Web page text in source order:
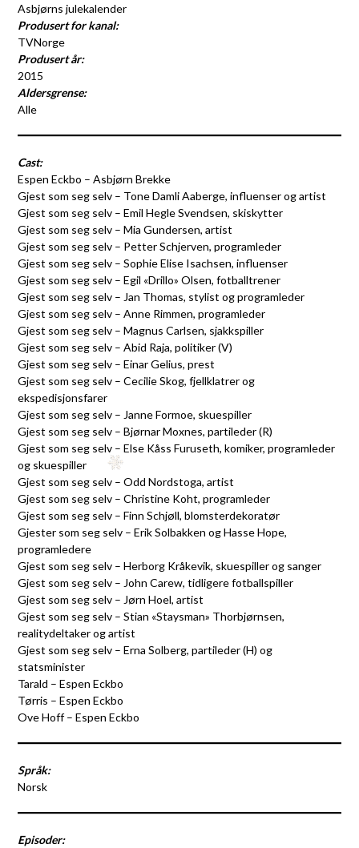
Asbjørns julekalender
Produsert for kanal:
TVNorge
Produsert år:
2015
Aldersgrense:
Alle
Cast:
Espen Eckbo – Asbjørn Brekke
Gjest som seg selv – Tone Damli Aaberge, influenser og artist
Gjest som seg selv – Emil Hegle Svendsen, skiskytter
Gjest som seg selv – Mia Gundersen, artist
Gjest som seg selv – Petter Schjerven, programleder
Gjest som seg selv – Sophie Elise Isachsen, influenser
Gjest som seg selv – Egil «Drillo» Olsen, fotballtrener
Gjest som seg selv – Jan Thomas, stylist og programleder
Gjest som seg selv – Anne Rimmen, programleder
Gjest som seg selv – Magnus Carlsen, sjakkspiller
Gjest som seg selv – Abid Raja, politiker (V)
Gjest som seg selv – Einar Gelius, prest
Gjest som seg selv – Cecilie Skog, fjellklatrer og
ekspedisjonsfarer
Gjest som seg selv – Janne Formoe, skuespiller
Gjest som seg selv – Bjørnar Moxnes, partileder (R)
Gjest som seg selv – Else Kåss Furuseth, komiker, programleder
og skuespiller
Gjest som seg selv – Odd Nordstoga, artist
Gjest som seg selv – Christine Koht, programleder
Gjest som seg selv – Finn Schjøll, blomsterdekoratør
Gjester som seg selv – Erik Solbakken og Hasse Hope,
programledere
Gjest som seg selv – Herborg Kråkevik, skuespiller og sanger
Gjest som seg selv – John Carew, tidligere fotballspiller
Gjest som seg selv – Jørn Hoel, artist
Gjest som seg selv – Stian «Staysman» Thorbjørnsen,
realitydeltaker og artist
Gjest som seg selv – Erna Solberg, partileder (H) og
statsminister
Tarald – Espen Eckbo
Tørris – Espen Eckbo
Ove Hoff – Espen Eckbo
Språk:
Norsk
Episoder: